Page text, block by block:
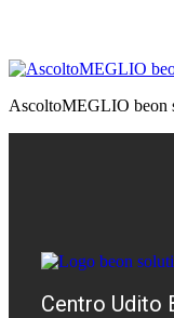
AscoltoMEGLIO beon
Centro Udito